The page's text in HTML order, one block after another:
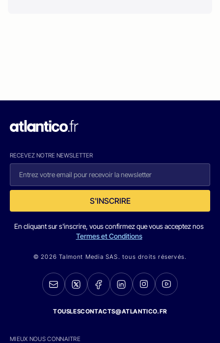
RECEVEZ NOTRE NEWSLETTER
S'INSCRIRE
En cliquant sur s'inscrire, vous confirmez que vous acceptez nos
Termes et Conditions
© 2026 Talmont Media SAS. tous droits réservés.
TOUSLESCONTACTS@ATLANTICO.FR
MIEUX NOUS CONNAITRE